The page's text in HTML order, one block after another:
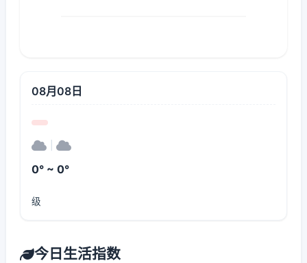
08月08日
0° ~ 0°
级
今日生活指数